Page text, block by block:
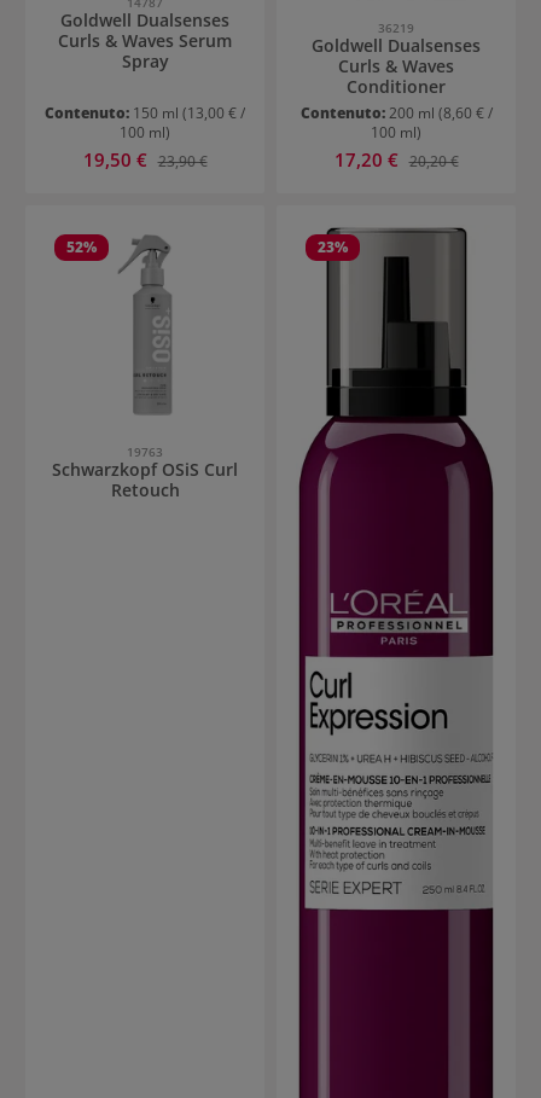
Goldwell Dualsenses
Curls & Waves Serum
Spray
Contenuto: 150 ml (13,00 € /
100 ml)
Prezzo di vendita:
19,50 € Prezzo normale:
23,90 €
36219
Goldwell Dualsenses
Curls & Waves
Conditioner
Contenuto:200 ml (8,60 € /
100 ml)
Prezzo di vendita:
17,20 € Prezzo normale:
20,20 €
52%
19763
Schwarzkopf OSiS Curl
Retouch
23%